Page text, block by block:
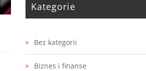
Kategorie
Bez kategorii
Biznes i finanse